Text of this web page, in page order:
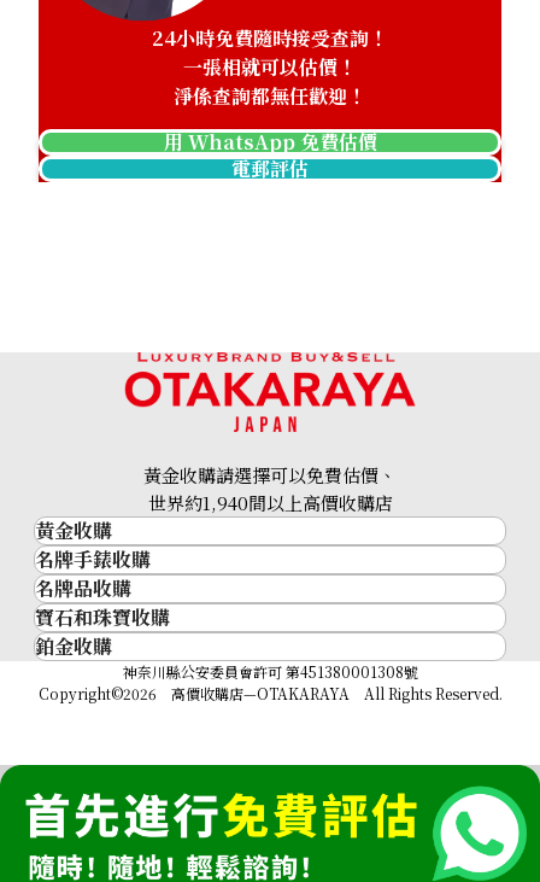
22K gold (K22) necklace
11.6g
參考回收價
HKD 14,704.16
24小時免費隨時接受查詢！
一張相就可以估價！
淨係查詢都無任歡迎！
用 WhatsApp 免費估價
電郵評估
黃金收購請選擇可以免費估價、
世界約1,940間以上高價收購店
黃金收購
黃金･金條
金條
金幣及銀幣
過去十年黃金價格
金飾
名牌手錶收購
名牌手錶收購
勞力士 (Rolex)
Patek Philippe
Audemars Piguet
名牌品收購
名牌品收購
HERMES
LOUIS VUITTON
CHANEL
CELINE
FENDI
Christian Dior
GUCCI
寶石和珠寶收購
寶石和珠寶
祖母綠
紅寶石
鉑金收購
神奈川縣公安委員會許可 第451380001308號
Copyright©2026 高價收購店—OTAKARAYA All Rights Reserved.